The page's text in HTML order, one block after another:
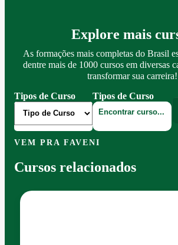
Explore mais
As formações mais completas do Brasil
dentre mais de 1000 cursos em diversas
transformar sua carreira!
Tipos de Curso
Tipos de Curso
VEM PRA FAVENI
Cursos relacionados